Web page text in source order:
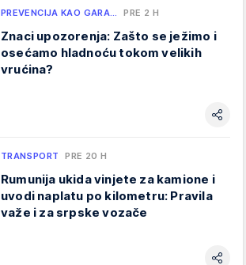
PREVENCIJA KAO GARA… PRE 2 H
Znaci upozorenja: Zašto se ježimo i
osećamo hladnoću tokom velikih
vrućina?
TRANSPORT PRE 20 H
Rumunija ukida vinjete za kamione i
uvodi naplatu po kilometru: Pravila
važe i za srpske vozače